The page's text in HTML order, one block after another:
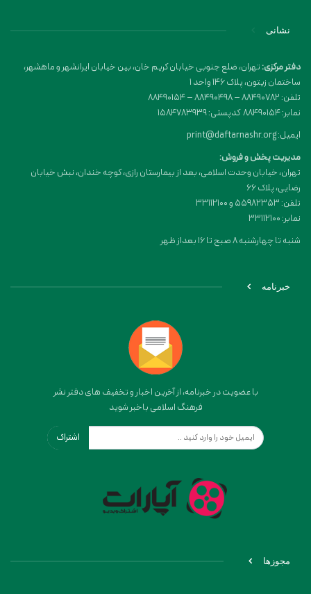
نشانی
دفتر مرکزی:تهران، ضلع جنوبی خیابان کریم خان، بین خیابان ایرانشهر و ماهشهر،
ساختمان زیتون، پلاک 146 واحد 1
تلفن: 88490782 – 88490498 – 88490154
نمابر: 88490154 کدپستی: 1584783939
ایمیل: print@daftarnashr.org
مدیریت پخش و فروش:
تهران، خیابان وحدت اسلامی، بعد از بیمارستان رازی، کوچه خندان، نبش خیابان
رضایی، پلاک ۶۶
تلفن: 55982353 و 33112100
نمابر: 33112100
شنبه تا چهارشنبه 8 صبح تا 16 بعداز ظهر
خبرنامه
با عضویت در خبرنامه، از آخرین اخبار و تخفیف های دفتر نشر
فرهنگ اسلامی باخبر شوید
اشتراک
مجوزها